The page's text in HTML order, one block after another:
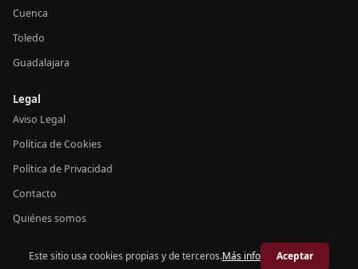
Cuenca
Toledo
Guadalajara
Legal
Aviso Legal
Política de Cookies
Política de Privacidad
Contacto
Quiénes somos
© 2026 Crónica Castilla-La Mancha
Este sitio usa cookies propias y de terceros.Más info Aceptar